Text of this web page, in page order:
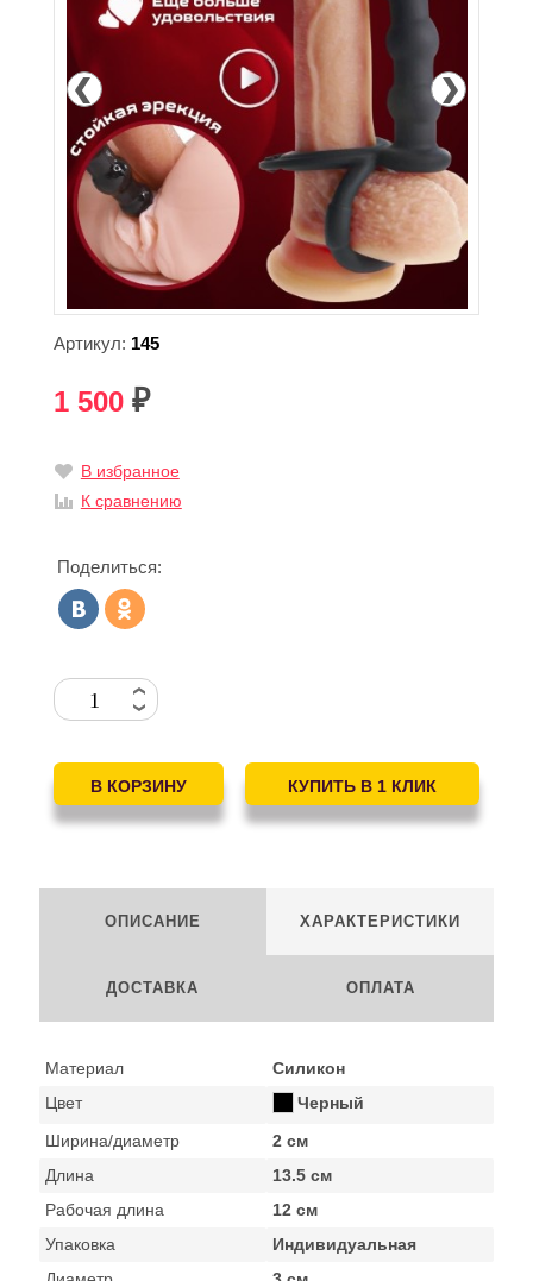
Артикул: 145
1 500 ₽
В избранное
К сравнению
Поделиться:
ОПИСАНИЕ ХАРАКТЕРИСТИКИ
ДОСТАВКА ОПЛАТА
Материал
Силикон
Цвет
Черный
Ширина/диаметр
2 см
Длина
13.5 см
Рабочая длина
12 см
Упаковка
Индивидуальная